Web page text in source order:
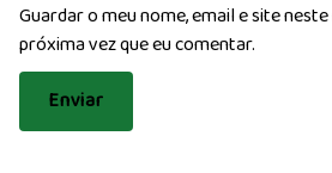
Guardar o meu nome, email e site
próxima vez que eu comentar.